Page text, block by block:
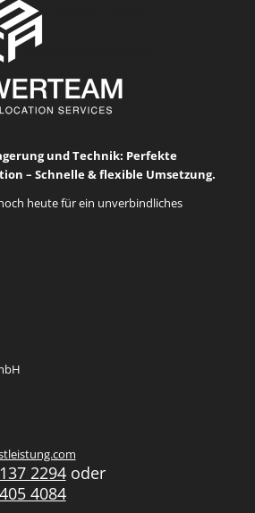
und Technik: Perfekte
– Schnelle & flexible Umsetzung.
heute für ein unverbindliches
2294oder
4084